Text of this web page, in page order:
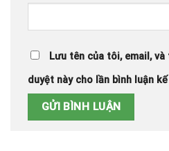
Lưu tên của tôi, email,
duyệt này cho lần bình luận